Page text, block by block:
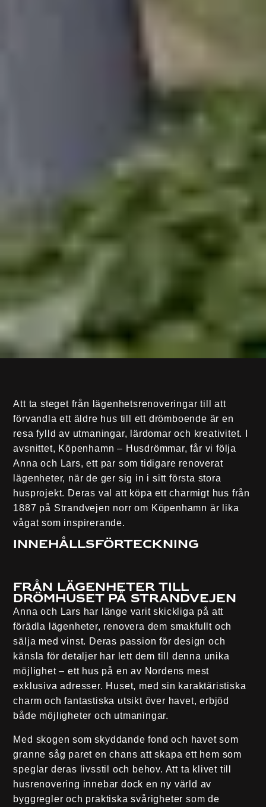
Att ta steget från lägenhetsrenoveringar till att
förvandla ett äldre hus till ett drömboende är en
resa fylld av utmaningar, lärdomar och kreativitet. I
avsnittet, Köpenhamn – Husdrömmar, får vi följa
Anna och Lars, ett par som tidigare renoverat
lägenheter, när de ger sig in i sitt första stora
husprojekt. Deras val att köpa ett charmigt hus från
1887 på Strandvejen norr om Köpenhamn är lika
vågat som inspirerande.
Innehållsförteckning
Från lägenheter till
drömhuset på Strandvejen
Anna och Lars har länge varit skickliga på att
förädla lägenheter, renovera dem smakfullt och
sälja med vinst. Deras passion för design och
känsla för detaljer har lett dem till denna unika
möjlighet – ett hus på en av Nordens mest
exklusiva adresser. Huset, med sin karaktäristiska
charm och fantastiska utsikt över havet, erbjöd
både möjligheter och utmaningar.
Med skogen som skyddande fond och havet som
granne såg paret en chans att skapa ett hem som
speglar deras livsstil och behov. Att ta klivet till
husrenovering innebar dock en ny värld av
byggregler och praktiska svårigheter som de